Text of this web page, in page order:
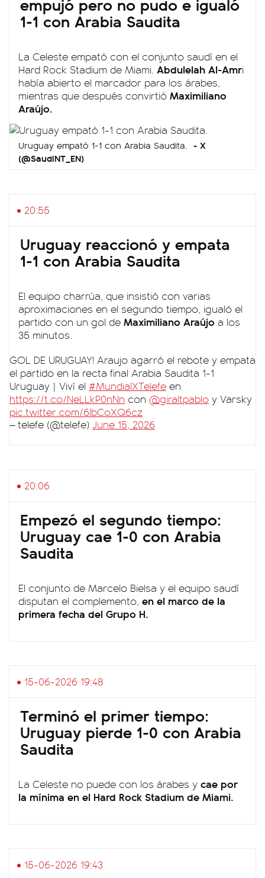
1-1 con Arabia Saudita
La Celeste empató con el conjunto saudí en el
Hard Rock Stadium de Miami. Abdulelah Al-Amri
había abierto el marcador para los árabes,
mientras que después convirtió Maximiliano
Araújo.
Uruguay empató 1-1 con Arabia Saudita.
X
(@SaudiNT_EN)
20:55
Uruguay reaccionó y empata
1-1 con Arabia Saudita
El equipo charrúa, que insistió con varias
aproximaciones en el segundo tiempo, igualó el
partido con un gol de Maximiliano Araújo a los
35 minutos.
GOL DE URUGUAY! Araujo agarró el rebote y empata
el partido en la recta final Arabia Saudita 1-1
Uruguay | Viví el #MundialXTelefe en
https://t.co/NeLLkP0nNn con @giraltpablo y Varsky
pic.twitter.com/6lbCoXQ6cz
— telefe (@telefe) June 15, 2026
20:06
Empezó el segundo tiempo:
Uruguay cae 1-0 con Arabia
Saudita
El conjunto de Marcelo Bielsa y el equipo saudí
disputan el complemento, en el marco de la
primera fecha del Grupo H.
15-06-2026 19:48
Terminó el primer tiempo:
Uruguay pierde 1-0 con Arabia
Saudita
La Celeste no puede con los árabes y cae por
la mínima en el Hard Rock Stadium de Miami.
15-06-2026 19:43